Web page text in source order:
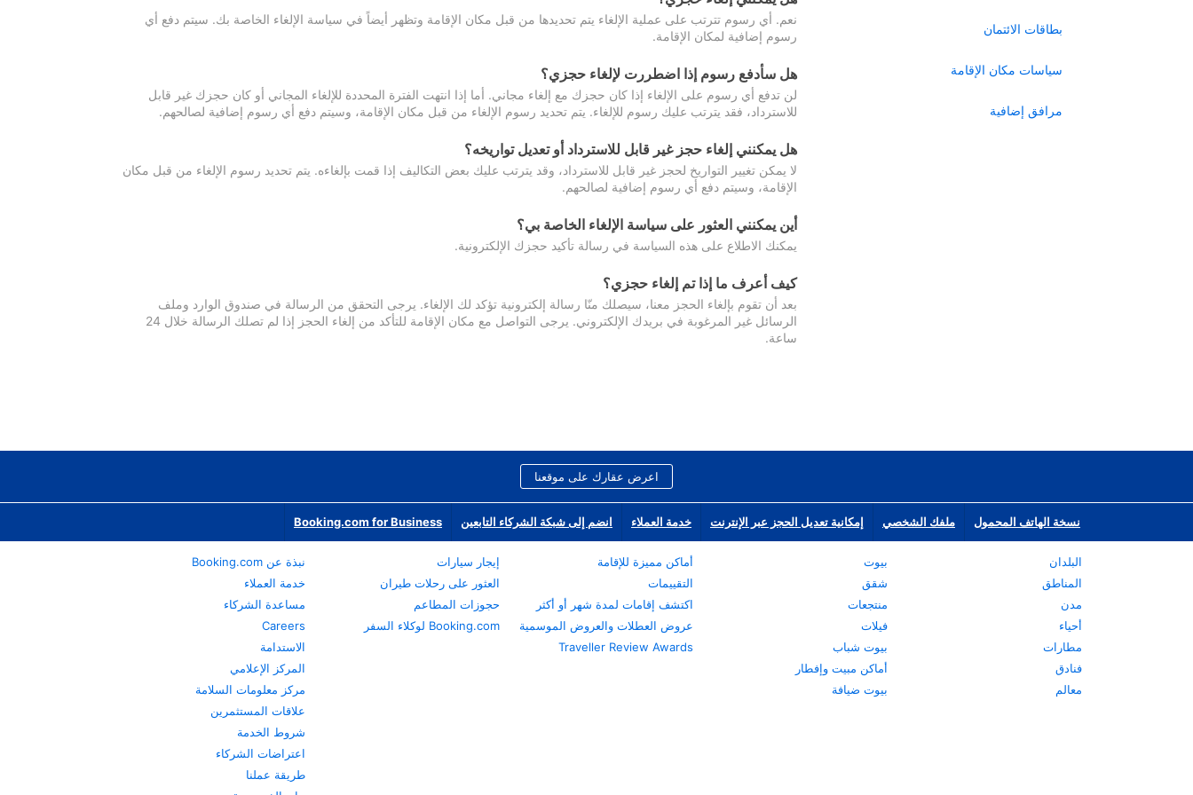
بطاقات الائتمان
سياسات مكان الإقامة
مرافق إضافية
نعم. أي رسوم تترتب على عملية الإلغاء يتم تحديدها من قبل مكان الإقامة وتظهر أيضاً في سياسة الإلغاء الخاصة بك. سيتم دفع أي
رسوم إضافية لمكان الإقامة.
هل سأدفع رسوم إذا اضطررت لإلغاء حجزي؟
لن تدفع أي رسوم على الإلغاء إذا كان حجزك مع إلغاء مجاني. أما إذا انتهت الفترة المحددة للإلغاء المجاني أو كان حجزك غير قابل
للاسترداد، فقد يترتب عليك رسوم للإلغاء. يتم تحديد رسوم الإلغاء من قبل مكان الإقامة، وسيتم دفع أي رسوم إضافية لصالحهم.
هل يمكنني إلغاء حجز غير قابل للاسترداد أو تعديل تواريخه؟
لا يمكن تغيير التواريخ لحجز غير قابل للاسترداد، وقد يترتب عليك بعض التكاليف إذا قمت بإلغاءه. يتم تحديد رسوم الإلغاء من قبل مكان
الإقامة، وسيتم دفع أي رسوم إضافية لصالحهم.
أين يمكنني العثور على سياسة الإلغاء الخاصة بي؟
يمكنك الاطلاع على هذه السياسة في رسالة تأكيد حجزك الإلكترونية.
كيف أعرف ما إذا تم إلغاء حجزي؟
بعد أن تقوم بإلغاء الحجز معنا، سيصلك منّا رسالة إلكترونية تؤكد لك الإلغاء. يرجى التحقق من الرسالة في صندوق الوارد وملف
الرسائل غير المرغوبة في بريدك الإلكتروني. يرجى التواصل مع مكان الإقامة للتأكد من إلغاء الحجز إذا لم تصلك الرسالة خلال 24
ساعة.
اعرض عقارك على موقعنا
نسخة الهاتف المحمول ملفك الشخصي إمكانية تعديل الحجز عبر الإنترنت خدمة العملاء انضم إلى شبكة الشركاء التابعين Booking.com for Business
البلدان
المناطق
مدن
أحياء
مطارات
فنادق
معالم
بيوت
شقق
منتجعات
فيلات
بيوت شباب
أماكن مبيت وإفطار
بيوت ضيافة
أماكن مميزة للإقامة
التقييمات
اكتشف إقامات لمدة شهر أو أكثر
عروض العطلات والعروض الموسمية
Traveller Review Awards
إيجار سيارات
العثور على رحلات طيران
حجوزات المطاعم
Booking.com لوكلاء السفر
نبذة عن Booking.com
خدمة العملاء
مساعدة الشركاء
Careers
الاستدامة
المركز الإعلامي
مركز معلومات السلامة
علاقات المستثمرين
شروط الخدمة
اعتراضات الشركاء
طريقة عملنا